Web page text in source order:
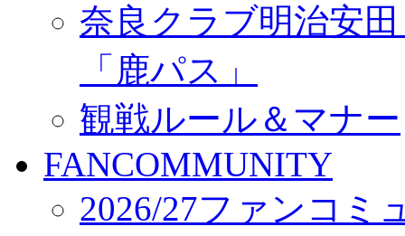
奈良クラブ明治安
「鹿パス」
観戦ルール＆マナー
FANCOMMUNITY
2026/27ファンコミ